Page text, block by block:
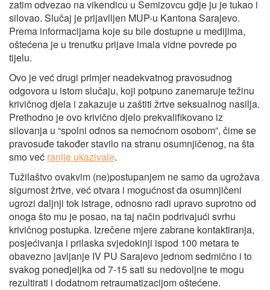
zatim odvezao na vikendicu u Semizovcu gdje ju je tukao i
silovao. Slučaj je prijavlljen MUP-u Kantona Sarajevo.
Prema informacijama koje su bile dostupne u medijima,
oštećena je u trenutku prijave imala vidne povrede po
tijelu.
Ovo je već drugi primjer neadekvatnog pravosudnog
odgovora u istom slučaju, koji potpuno zanemaruje težinu
krivičnog djela i zakazuje u zaštiti žrtve seksualnog nasilja.
Prethodno je ovo krivično djelo prekvalifikovano iz
silovanja u “spolni odnos sa nemoćnom osobom”, čime se
pravosuđe također stavilo na stranu osumnjičenog, na šta
smo već ranije ukazivale.
Tužilaštvo ovakvim (ne)postupanjem ne samo da ugrožava
sigurnost žrtve, već otvara i mogućnost da osumnjičeni
ugrozi daljnji tok istrage, odnosno radi upravo suprotno od
onoga što mu je posao, na taj način podrivajući svrhu
krivičnog postupka. Izrečene mjere zabrane kontaktiranja,
posjećivanja i prilaska svjedokinji ispod 100 metara te
obavezno javljanje IV PU Sarajevo jednom sedmično i to
svakog ponedjeljka od 7-15 sati su nedovoljne te mogu
rezultirati i dodatnom retraumatizacijom oštećene.